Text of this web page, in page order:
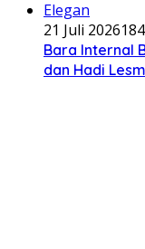
21 Juli 2026
Bara Internal
dan Hadi